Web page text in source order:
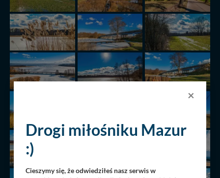
×
Drogi miłośniku Mazur
:)
Cieszymy się, że odwiedziłeś nasz serwis w